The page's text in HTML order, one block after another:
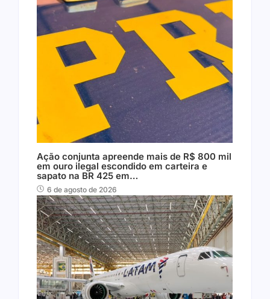
Ação conjunta apreende mais de R$ 800 mil
em ouro ilegal escondido em carteira e
sapato na BR 425 em…
6 de agosto de 2026